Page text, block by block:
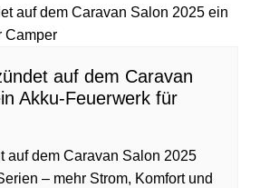
auf dem Caravan
Akku-Feuerwerk für
auf dem Caravan Salon 2025
– mehr Strom, Komfort und